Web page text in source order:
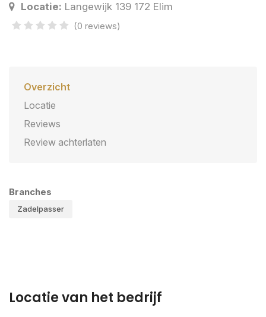
Locatie: Langewijk 139 172 Elim
(0 reviews)
Overzicht
Locatie
Reviews
Review achterlaten
Branches
Zadelpasser
Locatie van het bedrijf